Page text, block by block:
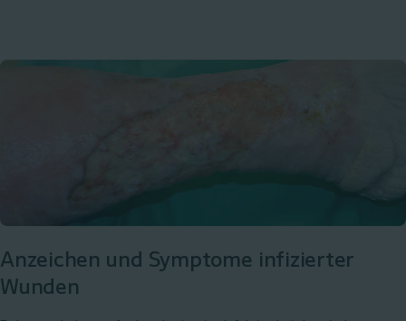
Anzeichen und Symptome infizierter
Wunden